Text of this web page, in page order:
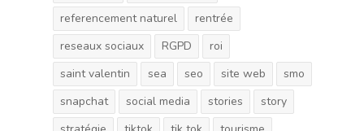
referencement naturel
rentrée
reseaux sociaux
RGPD
roi
saint valentin
sea seo site web
smo
snapchat
social media stories
story